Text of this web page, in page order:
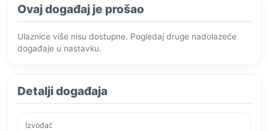
Ovaj događaj je prošao
Ulaznice više nisu dostupne. Pogledaj druge nadolazeće
događaje u nastavku.
Detalji događaja
Izvođač